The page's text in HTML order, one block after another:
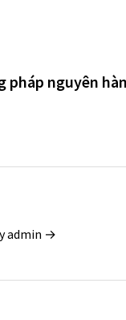
pháp nguyên
admin →